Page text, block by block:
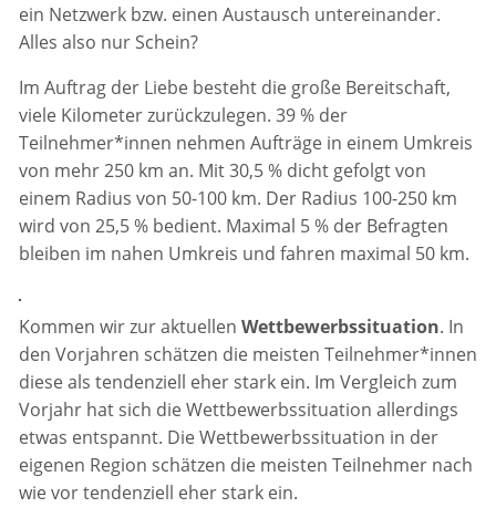
ein Netzwerk bzw. einen Austausch untereinander.
Alles also nur Schein?
Im Auftrag der Liebe besteht die große Bereitschaft,
viele Kilometer zurückzulegen. 39 % der
Teilnehmer*innen nehmen Aufträge in einem Umkreis
von mehr 250 km an. Mit 30,5 % dicht gefolgt von
einem Radius von 50-100 km. Der Radius 100-250 km
wird von 25,5 % bedient. Maximal 5 % der Befragten
bleiben im nahen Umkreis und fahren maximal 50 km.
Kommen wir zur aktuellenWettbewerbssituation. In
den Vorjahren schätzen die meisten Teilnehmer*innen
diese als tendenziell eher stark ein. Im Vergleich zum
Vorjahr hat sich die Wettbewerbssituation allerdings
etwas entspannt. Die Wettbewerbssituation in der
eigenen Region schätzen die meisten Teilnehmer nach
wie vor tendenziell eher stark ein.